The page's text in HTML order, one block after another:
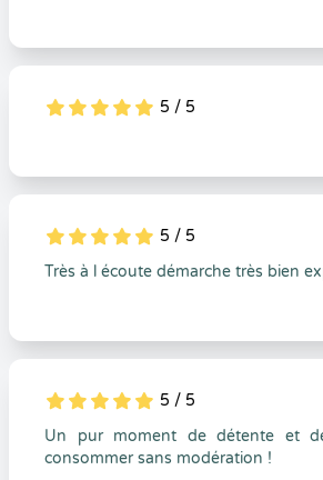
5
1
5
0 5 / 5
5
1
5
0 5 / 5
Très à l écoute démarche très bien
5
1
5
0 5 / 5
Un pur moment de détente et
consommer sans modération !